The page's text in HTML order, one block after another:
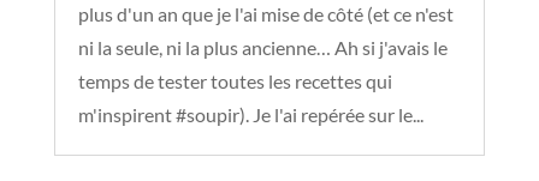
plus d'un an que je l'ai mise de côté (et ce n'est
ni la seule, ni la plus ancienne… Ah si j'avais le
temps de tester toutes les recettes qui
m'inspirent #soupir). Je l'ai repérée sur le...